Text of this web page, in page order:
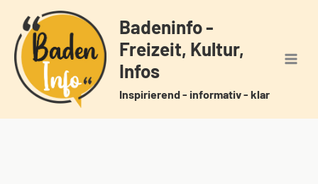
Inhalt
springen
Badeninfo -
Freizeit, Kultur,
Infos
Inspirierend - informativ - klar